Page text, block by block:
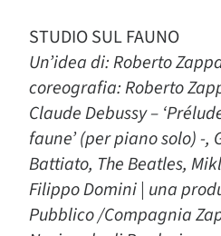
STUDIO SUL FAUNO
Un’idea di: Roberto
coreografia: Roberto
Claude Debussy –
faune’ (per piano solo) -,
Battiato, The Beatles,
Filippo Domini | una
Pubblico /Compagnia